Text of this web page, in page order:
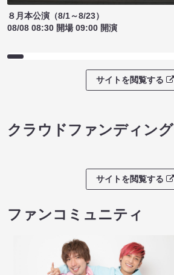
８月本公演（8/1～8/23）
08/08 08:30 開場 09:00 開演
サイトを閲覧する
クラウドファンディング
サイトを閲覧する
ファンコミュニティ